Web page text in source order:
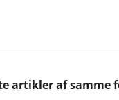
artikler af samme